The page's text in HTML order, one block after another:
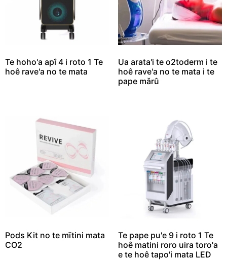
Te hoho'a apî 4 i roto 1 Te
hoê rave'a no te mata
Ua arata'i te o2toderm i te
hoê rave'a no te mata i te
pape mǎrû
Pods Kit no te mītini mata
CO2
Te pape pu'e 9 i roto 1 Te
hoê matini roro uira toro'a
e te hoê tapo'i mata LED